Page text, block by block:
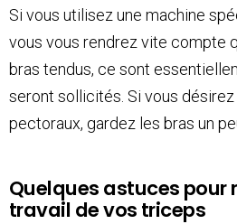
Si vous utilisez une machine
vous vous rendrez vite compte
bras tendus, ce sont
seront sollicités. Si vous
pectoraux, gardez les bras un
Quelques astuces pour
travail de vos triceps